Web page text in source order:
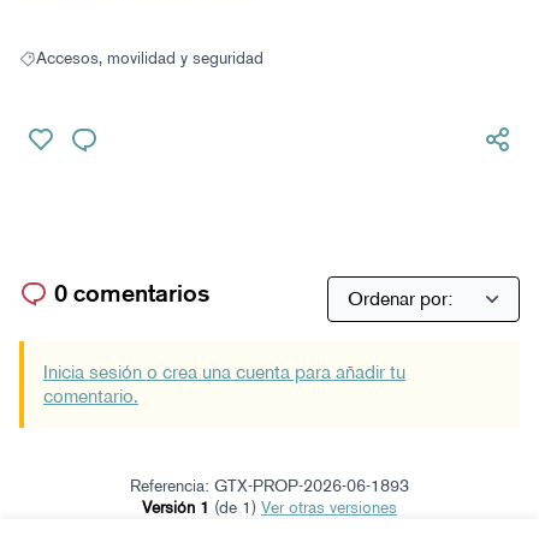
Resultados al filtrar por: Accesos, movilidad y seguridad
Accesos, movilidad y seguridad
0 comentarios
Inicia sesión o crea una cuenta para añadir tu
comentario.
Referencia: GTX-PROP-2026-06-1893
Versión 1 (de 1)
ver otras versiones